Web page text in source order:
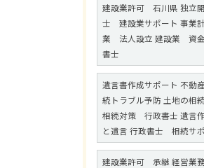
建設業許可 石川県 独立
士 建設業サポート 事業
業 法人設立 建設業 資
書士
遺言書作成サポート 不動
続トラブル予防 土地の相
相続対策 行政書士 遺言
と遺言 行政書士 相続サ
建設業許可 承継 経営業